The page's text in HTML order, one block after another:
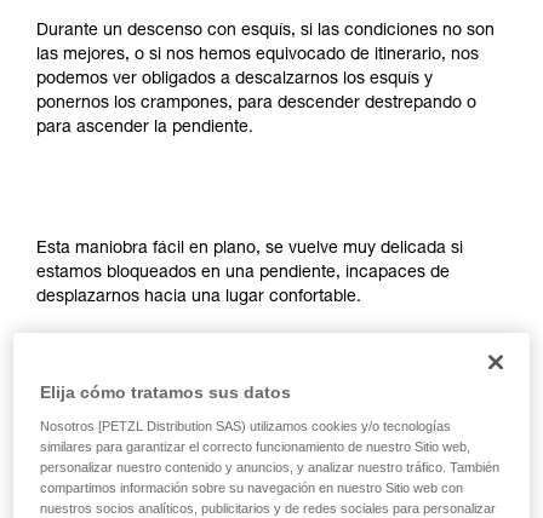
consultarlo. Usted debe comprender la
información de la ficha técnica para poder
comprender este complemento informativo.
Dominar estas técnicas requiere una formación
y un entrenamiento específico. Confirme a
Damos ejemplos de técnicas relacionadas con
su actividad. Pueden existir otras que no
describimos aquí.
Durante un descenso con esquís, si las condiciones no son
las mejores, o si nos hemos equivocado de itinerario, nos
podemos ver obligados a descalzarnos los esquís y
ponernos los crampones, para descender destrepando o
para ascender la pendiente.
Esta maniobra fácil en plano, se vuelve muy delicada si
estamos bloqueados en una pendiente, incapaces de
desplazarnos hacia una lugar confortable.
En este vídeo Tony Lamiche, esquiador de fuertes
pendientes y atleta Petzl, nos muestra su método.
Elija cómo tratamos sus datos
Nosotros [PETZL Distribution SAS) utilizamos cookies y/o tecnologías
similares para garantizar el correcto funcionamiento de nuestro Sitio web,
personalizar nuestro contenido y anuncios, y analizar nuestro tráfico. También
compartimos información sobre su navegación en nuestro Sitio web con
nuestros socios analíticos, publicitarios y de redes sociales para personalizar